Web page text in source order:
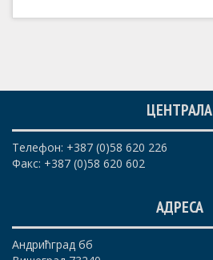
ЦЕНТРАЛА
Телефон: +387 (0)58 620 226
Факс: +387 (0)58 620 602
АДРЕСА
Андрићград бб